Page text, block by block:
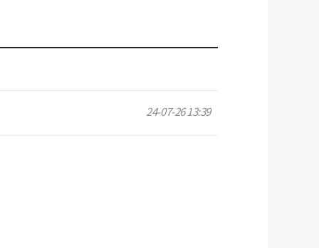
24-07-26 13:39